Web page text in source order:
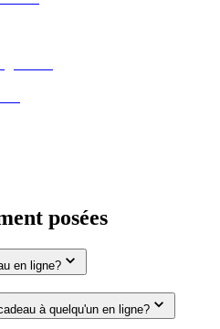
posées
en ligne?
à quelqu'un en ligne?